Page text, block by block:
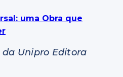
uma Obra que
da Unipro Editora